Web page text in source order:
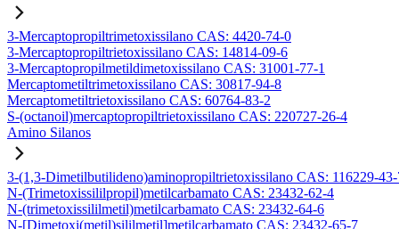
3-Mercaptopropiltrimetoxissilano CAS: 4420-74-0
3-Mercaptopropiltrietoxissilano CAS: 14814-09-6
3-Mercaptopropilmetildimetoxissilano CAS: 31001-77-1
Mercaptometiltrimetoxissilano CAS: 30817-94-8
Mercaptometiltrietoxissilano CAS: 60764-83-2
S-(octanoil)mercaptopropiltrietoxissilano CAS: 220727-26-4
Amino Silanos
3-(1,3-Dimetilbutilideno)aminopropiltrietoxissilano CAS: 116229-
N-(Trimetoxissililpropil)metilcarbamato CAS: 23432-62-4
N-(trimetoxissililmetil)metilcarbamato CAS: 23432-64-6
N-[Dimetoxi(metil)sililmetil]metilcarbamato CAS: 23432-65-7